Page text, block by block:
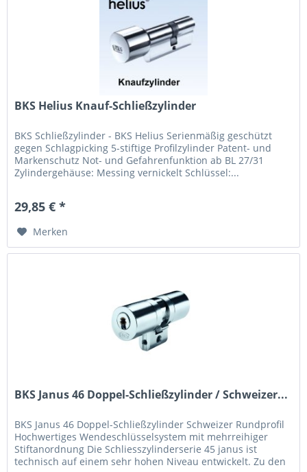
BKS Helius Knauf-Schließzylinder
BKS Schließzylinder - BKS Helius Seri­en­mäßig geschützt
gegen Schlagpi­cking 5-stif­tige Pro­filzylinder Patent- und
Marken­schutz Not- und Gefah­renfunk­tion ab BL 27/31
Zylinderge­häuse: Mes­sing ver­ni­ckelt Schlüs­sel:...
29,85 € *
Merken
BKS Janus 46 Doppel-Schließzylinder / Schweizer...
BKS Janus 46 Doppel-Schließzylinder Schweizer Rundprofil
Hochwertiges Wendeschlüsselsystem mit mehrreihiger
Stiftanordnung Die Schliesszylinderserie 45 janus ist
technisch auf einem sehr hohen Niveau entwickelt. Zu den